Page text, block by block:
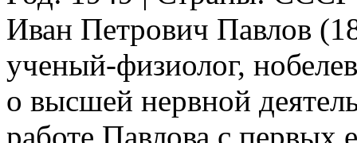
Иван Петрович Павлов
ученый-физиолог,
о высшей нервной
работе Павлова с первых